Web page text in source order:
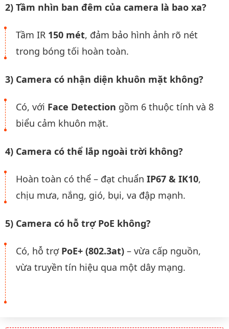
2) Tầm nhìn ban đêm của camera là bao xa?
Tầm IR 150 mét, đảm bảo hình ảnh rõ nét
trong bóng tối hoàn toàn.
3) Camera có nhận diện khuôn mặt không?
Có, với Face Detection gồm 6 thuộc tính và 8
biểu cảm khuôn mặt.
4) Camera có thể lắp ngoài trời không?
Hoàn toàn có thể – đạt chuẩn IP67 & IK10,
chịu mưa, nắng, gió, bụi, va đập mạnh.
5) Camera có hỗ trợ PoE không?
Có, hỗ trợ PoE+ (802.3at) – vừa cấp nguồn,
vừa truyền tín hiệu qua một dây mạng.